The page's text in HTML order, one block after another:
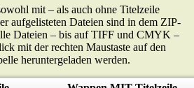
mit – als auch ohne Titelzeile
aufgelisteten Dateien sind in dem ZIP-
Dateien – bis auf TIFF und CMYK –
mit der rechten Maustaste auf den
heruntergeladen werden.